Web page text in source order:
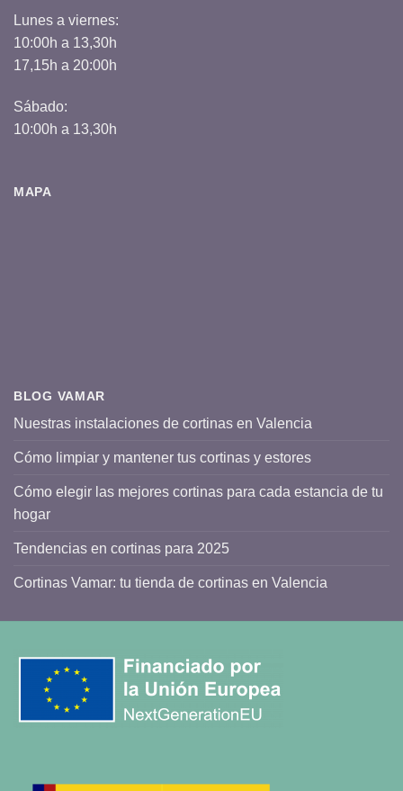
Lunes a viernes:
10:00h a 13,30h
17,15h a 20:00h
Sábado:
10:00h a 13,30h
MAPA
BLOG VAMAR
Nuestras instalaciones de cortinas en Valencia
Cómo limpiar y mantener tus cortinas y estores
Cómo elegir las mejores cortinas para cada estancia de tu
hogar
Tendencias en cortinas para 2025
Cortinas Vamar: tu tienda de cortinas en Valencia